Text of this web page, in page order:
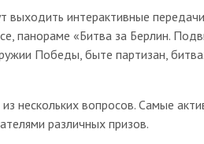
выходить интерактивные
панораме «Битва за Берлин.
Победы, быте партизан,
нескольких вопросов. Самые
различных призов.